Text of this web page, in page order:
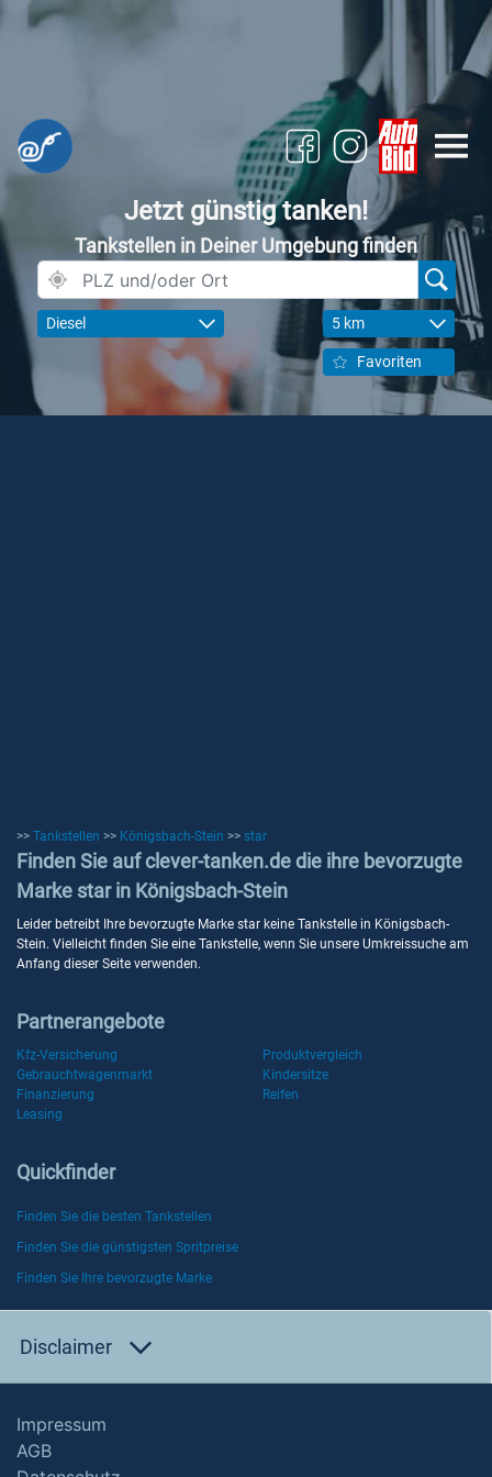
Jetzt günstig tanken!
Tankstellen in Deiner Umgebung finden
Diesel 5 km
Favoriten
>> Tankstellen >> Königsbach-Stein >> star
Finden Sie auf clever-tanken.de die ihre bevorzugte
Marke star in Königsbach-Stein
Leider betreibt Ihre bevorzugte Marke star keine Tankstelle in Königsbach-
Stein. Vielleicht finden Sie eine Tankstelle, wenn Sie unsere Umkreissuche am
Anfang dieser Seite verwenden.
Partnerangebote
Kfz-Versicherung
Produktvergleich
Gebrauchtwagenmarkt
Kindersitze
Finanzierung
Reifen
Leasing
Quickfinder
Finden Sie die besten Tankstellen
Finden Sie die günstigsten Spritpreise
Finden Sie Ihre bevorzugte Marke
Disclaimer
Impressum
AGB